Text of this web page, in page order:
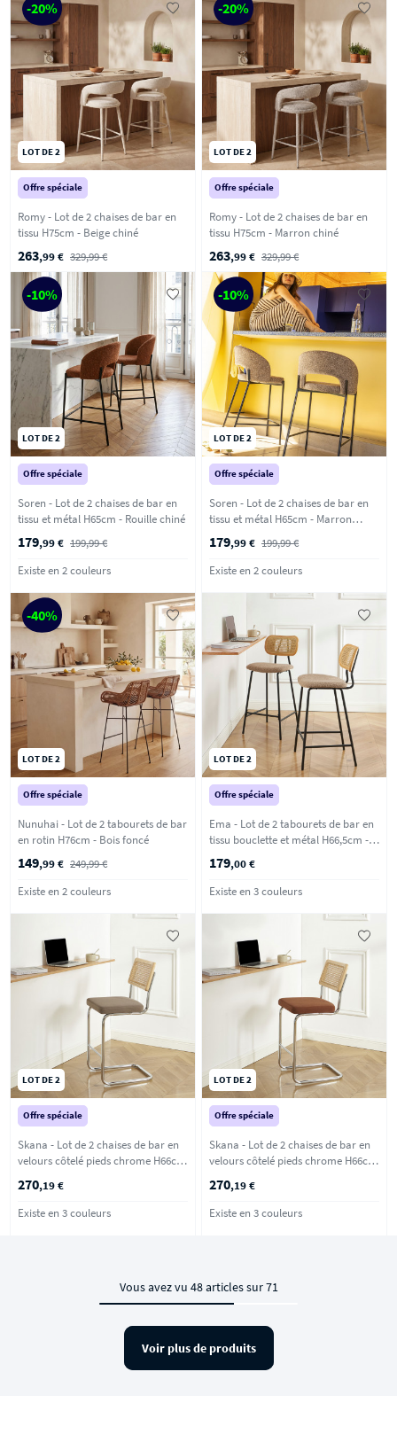
-20%
LOT DE 2
Offre spéciale
Romy - Lot de 2 chaises de bar en
tissu H75cm - Beige chiné
263,99 € 329,99 €
-20%
LOT DE 2
Offre spéciale
Romy - Lot de 2 chaises de bar en
tissu H75cm - Marron chiné
263,99 € 329,99 €
-10%
LOT DE 2
Offre spéciale
Soren - Lot de 2 chaises de bar en
tissu et métal H65cm - Rouille chiné
179,99 € 199,99 €
Existe en 2 couleurs
-10%
LOT DE 2
Offre spéciale
Soren - Lot de 2 chaises de bar en
tissu et métal H65cm - Marron
chiné
179,99 € 199,99 €
Existe en 2 couleurs
-40%
LOT DE 2
Offre spéciale
Nunuhai - Lot de 2 tabourets de bar
en rotin H76cm - Bois foncé
149,99 € 249,99 €
Existe en 2 couleurs
LOT DE 2
Offre spéciale
Ema - Lot de 2 tabourets de bar en
tissu bouclette et métal H66,5cm -
Taupe
179,00 €
Existe en 3 couleurs
LOT DE 2
Offre spéciale
Skana - Lot de 2 chaises de bar en
velours côtelé pieds chrome H66cm
270,19 €
Existe en 3 couleurs
LOT DE 2
Offre spéciale
Skana - Lot de 2 chaises de bar en
velours côtelé pieds chrome H66cm
270,19 €
Existe en 3 couleurs
Vous avez vu 48 articles sur 71
Voir plus de produits